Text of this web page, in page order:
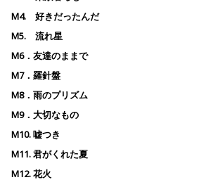
M4. 好きだったんだ
M5. 流れ星
M6．友達のままで
M7．羅針盤
M8．雨のプリズム
M9．大切なもの
M10. 嘘つき
M11. 君がくれた夏
M12. 花火